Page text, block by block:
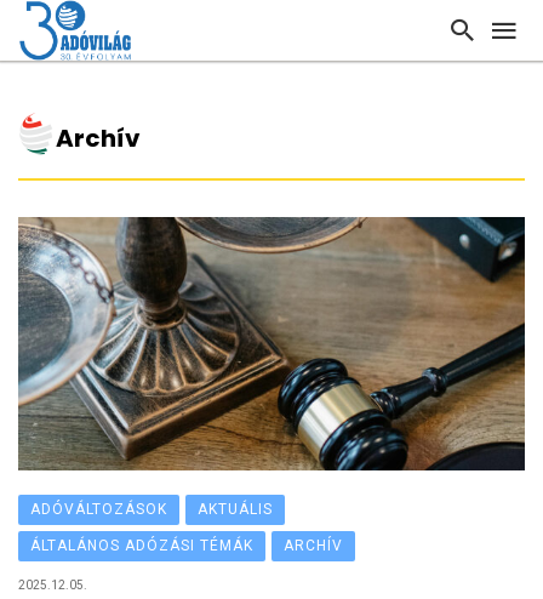
Archív
ADÓVÁLTOZÁSOK AKTUÁLIS
ÁLTALÁNOS ADÓZÁSI TÉMÁK ARCHÍV
2025.12.05.